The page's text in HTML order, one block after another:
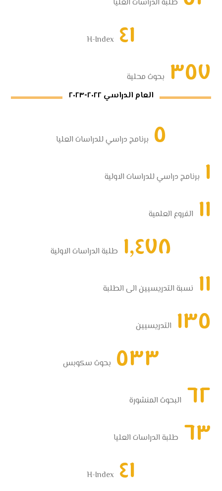
طلبة الدراسات العليا
٤١ H-Index
٣٥٧ بحوث محلية
العام الدراسي ٢٠٢٢-٢٠٢٣
٥ برنامج دراسي للدراسات العليا
١ برنامج دراسي للدراسات الاولية
١١ الفروع العلمية
١,٤٧٨ طلبة الدراسات الاولية
١١ نسبة التدريسيين الى الطلبة
١٣٥ التدريسيين
٥٣٣ بحوث سكوبس
٦٢ البحوث المنشورة
٦٣ طلبة الدراسات العليا
٤١ H-Index